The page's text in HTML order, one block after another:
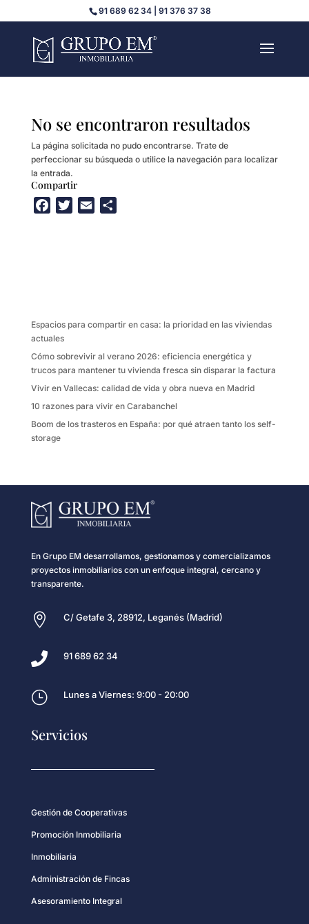
91 689 62 34 | 91 376 37 38
No se encontraron resultados
La página solicitada no pudo encontrarse. Trate de
perfeccionar su búsqueda o utilice la navegación para localizar
la entrada.
Compartir
k
i
Espacios para compartir en casa: la prioridad en las viviendas
actuales
Cómo sobrevivir al verano 2026: eficiencia energética y
trucos para mantener tu vivienda fresca sin disparar la factura
Vivir en Vallecas: calidad de vida y obra nueva en Madrid
10 razones para vivir en Carabanchel
Boom de los trasteros en España: por qué atraen tanto los self-
storage
En Grupo EM desarrollamos, gestionamos y comercializamos
proyectos inmobiliarios con un enfoque integral, cercano y
transparente.
 C/ Getafe 3, 28912, Leganés (Madrid)
 91 689 62 34
} Lunes a Viernes: 9:00 - 20:00
Servicios
Gestión de Cooperativas
Promoción Inmobiliaria
Inmobiliaria
Administración de Fincas
Asesoramiento Integral